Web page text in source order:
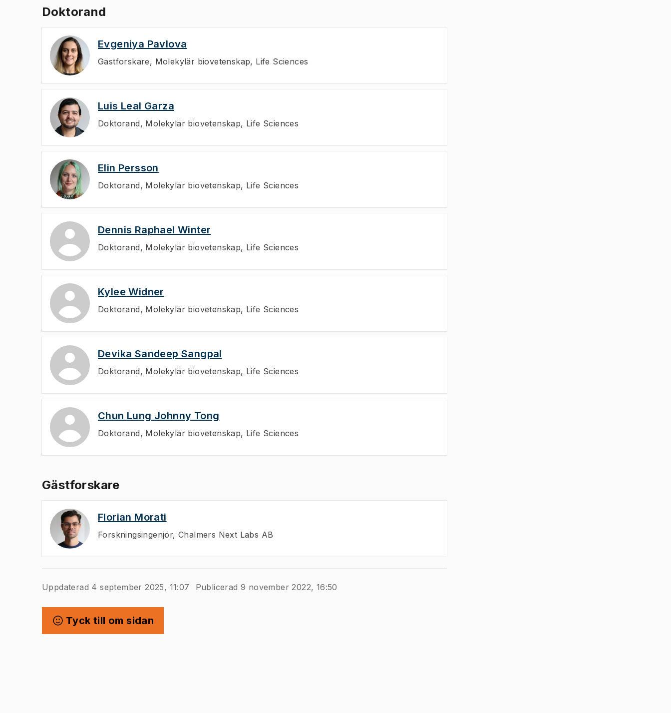
Doktorand
Evgeniya Pavlova
Gästforskare, Molekylär biovetenskap, Life Sciences
Luis Leal Garza
Doktorand, Molekylär biovetenskap, Life Sciences
Elin Persson
Doktorand, Molekylär biovetenskap, Life Sciences
Dennis Raphael Winter
Doktorand, Molekylär biovetenskap, Life Sciences
Kylee Widner
Doktorand, Molekylär biovetenskap, Life Sciences
Devika Sandeep Sangpal
Doktorand, Molekylär biovetenskap, Life Sciences
Chun Lung Johnny Tong
Doktorand, Molekylär biovetenskap, Life Sciences
Gästforskare
Florian Morati
Forskningsingenjör,Chalmers Next Labs AB
Uppdaterad 4 september 2025, 11:07 Publicerad 9 november 2022, 16:50
Tyck till om sidan